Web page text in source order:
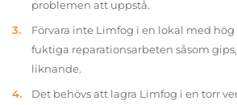
problemen att uppstå.
Förvara inte Limfog i en lokal med
fuktiga reparationsarbeten såsom
liknande.
Det behövs att lagra Limfog i en torr